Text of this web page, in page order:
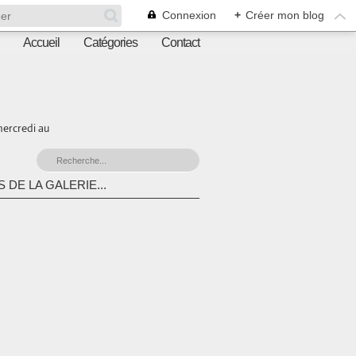
Connexion + Créer mon blog
Accueil Catégories Contact
au
DE LA GALERIE...